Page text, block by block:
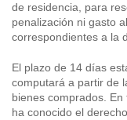
de residencia, para
penalización ni gasto
correspondientes a la
El plazo de 14 días
computará a partir de
bienes comprados.
ha conocido el